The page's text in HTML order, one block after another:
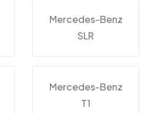
Mercedes-Benz
SLR
Mercedes-Benz
T1